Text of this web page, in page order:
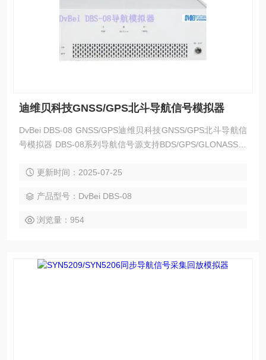
迪维贝科技GNSS/GPS北斗导航信号模拟器
DvBei DBS-08 GNSS/GPS迪维贝科技GNSS/GPS北斗导航信
号模拟器 DBS-08系列导航信号源支持BDS/GPS/GLONASS/G
信、准确、可控的GNSS模拟信号，是卫星导航产品研发测试
更新时间：2025-07-25
产品型号：DvBei DBS-08
浏览量：954